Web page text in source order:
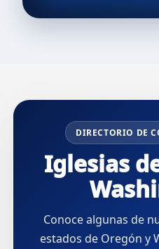
DIRECTORIO DE
Iglesias
Conoce algunas de
estados de Oregón y